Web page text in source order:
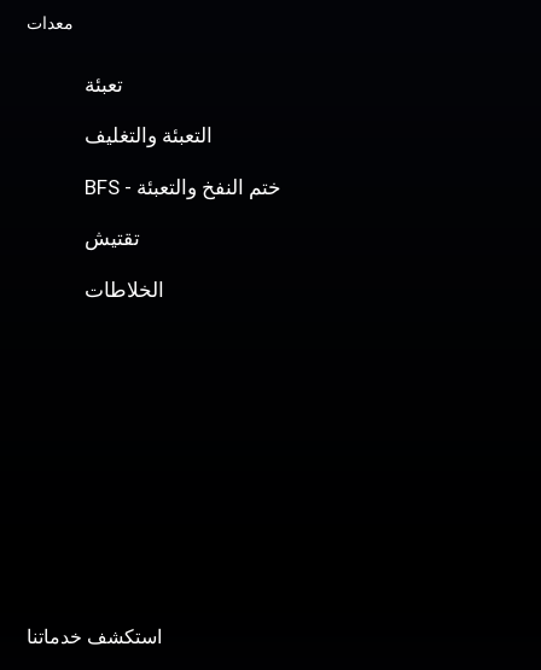
معدات
تعبئة
التعبئة والتغليف
BFS - ختم النفخ والتعبئة
تقتيش
الخلاطات
استكشف خدماتنا